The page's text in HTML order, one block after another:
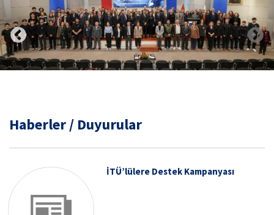
Haberler / Duyurular
İTÜ’lülere Destek Kampanyası